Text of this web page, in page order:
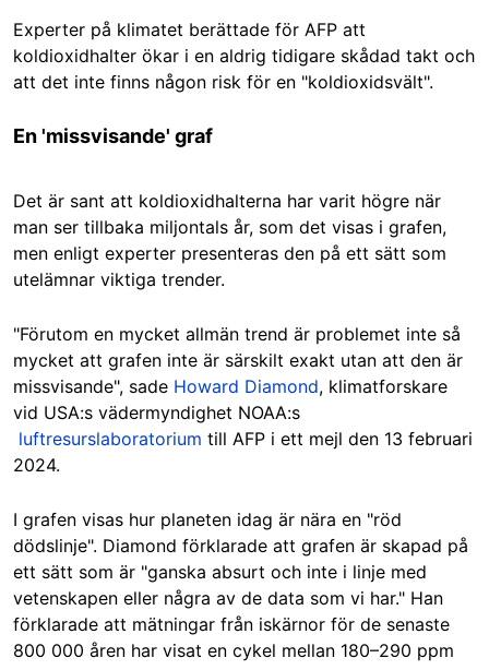
Experter på klimatet berättade för AFP att
koldioxidhalter ökar i en aldrig tidigare skådad takt och
att det inte finns någon risk för en "koldioxidsvält".
En 'missvisande' graf
Det är sant att koldioxidhalterna har varit högre när
man ser tillbaka miljontals år, som det visas i grafen,
men enligt experter presenteras den på ett sätt som
utelämnar viktiga trender.
"Förutom en mycket allmän trend är problemet inte så
mycket att grafen inte är särskilt exakt utan att den är
missvisande", sade Howard Diamond, klimatforskare
vid USA:s vädermyndighet NOAA:s
luftresurslaboratorium till AFP i ett mejl den 13 februari
2024.
I grafen visas hur planeten idag är nära en "röd
dödslinje". Diamond förklarade att grafen är skapad på
ett sätt som är "ganska absurt och inte i linje med
vetenskapen eller några av de data som vi har." Han
förklarade att mätningar från iskärnor för de senaste
800 000 åren har visat en cykel mellan 180–290 ppm